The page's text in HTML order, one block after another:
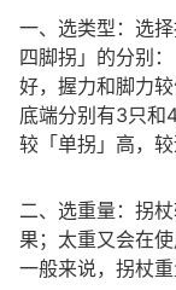
一、选类型：选
四脚拐」的分别
好，握力和脚力
底端分别有3只和
较「单拐」高，
二、选重量：拐
果；太重又会在
一般来说，拐杖